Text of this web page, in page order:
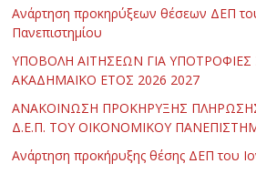
Ανάρτηση προκηρύξεων θέσεων ΔΕΠ
Πανεπιστημίου
ΥΠΟΒΟΛΗ ΑΙΤΗΣΕΩΝ ΓΙΑ ΥΠΟΤΡΟΦΙΕΣ
ΑΚΑΔΗΜΑΪΚΟ ΕΤΟΣ 2026 2027
ΑΝΑΚΟΙΝΩΣΗ ΠΡΟΚΗΡΥΞΗΣ
Δ.Ε.Π. ΤΟΥ ΟΙΚΟΝΟΜΙΚΟΥ
Ανάρτηση προκήρυξης θέσης ΔΕΠ του